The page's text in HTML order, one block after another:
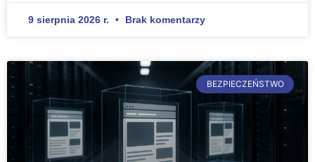
9 sierpnia 2026 r. Brak komentarzy
BEZPIECZEŃSTWO